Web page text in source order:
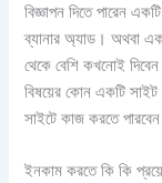
বিজ্ঞাপন দিতে পারেন
ব্যানার অ্যাড। অথবা
থেকে বেশি কখনোই
বিষয়ের কোন একটি
সাইটে কাজ করতে
ইনকাম করতে কি কি